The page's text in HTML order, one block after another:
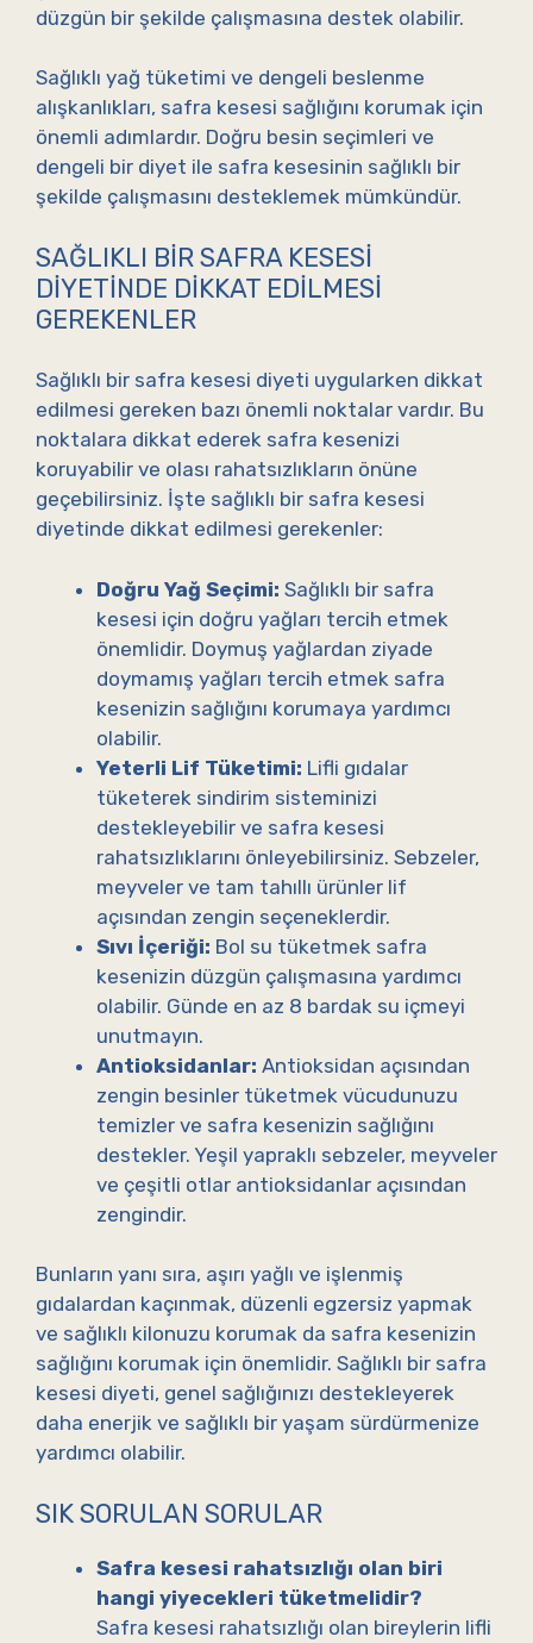
düzgün bir şekilde çalışmasına destek olabilir.
Sağlıklı yağ tüketimi ve dengeli beslenme
alışkanlıkları, safra kesesi sağlığını korumak için
önemli adımlardır. Doğru besin seçimleri ve
dengeli bir diyet ile safra kesesinin sağlıklı bir
şekilde çalışmasını desteklemek mümkündür.
SAĞLIKLI BIR SAFRA KESESI
DIYETINDE DIKKAT EDILMESI
GEREKENLER
Sağlıklı bir safra kesesi diyeti uygularken dikkat
edilmesi gereken bazı önemli noktalar vardır. Bu
noktalara dikkat ederek safra kesenizi
koruyabilir ve olası rahatsızlıkların önüne
geçebilirsiniz. İşte sağlıklı bir safra kesesi
diyetinde dikkat edilmesi gerekenler:
Doğru Yağ Seçimi: Sağlıklı bir safra
kesesi için doğru yağları tercih etmek
önemlidir. Doymuş yağlardan ziyade
doymamış yağları tercih etmek safra
kesenizin sağlığını korumaya yardımcı
olabilir.
Yeterli Lif Tüketimi: Lifli gıdalar
tüketerek sindirim sisteminizi
destekleyebilir ve safra kesesi
rahatsızlıklarını önleyebilirsiniz. Sebzeler,
meyveler ve tam tahıllı ürünler lif
açısından zengin seçeneklerdir.
Sıvı İçeriği: Bol su tüketmek safra
kesenizin düzgün çalışmasına yardımcı
olabilir. Günde en az 8 bardak su içmeyi
unutmayın.
Antioksidanlar: Antioksidan açısından
zengin besinler tüketmek vücudunuzu
temizler ve safra kesenizin sağlığını
destekler. Yeşil yapraklı sebzeler, meyveler
ve çeşitli otlar antioksidanlar açısından
zengindir.
Bunların yanı sıra, aşırı yağlı ve işlenmiş
gıdalardan kaçınmak, düzenli egzersiz yapmak
ve sağlıklı kilonuzu korumak da safra kesenizin
sağlığını korumak için önemlidir. Sağlıklı bir safra
kesesi diyeti, genel sağlığınızı destekleyerek
daha enerjik ve sağlıklı bir yaşam sürdürmenize
yardımcı olabilir.
SIK SORULAN SORULAR
Safra kesesi rahatsızlığı olan biri
hangi yiyecekleri tüketmelidir?
Safra kesesi rahatsızlığı olan bireylerin lifli